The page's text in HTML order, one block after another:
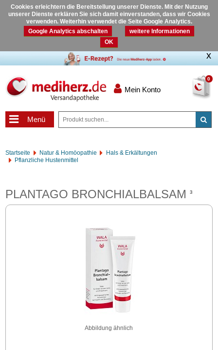
Cookies erleichtern die Bereitstellung unserer Dienste. Mit der Nutzung
unserer Dienste erklären Sie sich damit einverstanden, dass wir Cookies
verwenden. Weiterhin verwendet die Seite Google Analytics.
Google Analytics abschalten
weitere Informationen
OK
0
Mein Konto
Menü
Startseite Natur & Homöopathie
Hals & Erkältungen
Pflanzliche Hustenmittel
PLANTAGO BRONCHIALBALSAM3
Abbildung ähnlich